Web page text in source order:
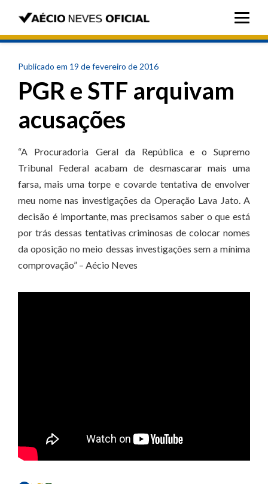
Publicado em 19 de fevereiro de 2016
PGR e STF arquivam
acusações
“A Procuradoria Geral da República e o Supremo
Tribunal Federal acabam de desmascarar mais uma
farsa, mais uma torpe e covarde tentativa de envolver
meu nome nas investigações da Operação Lava Jato. A
decisão é importante, mas precisamos saber o que está
por trás dessas tentativas criminosas de colocar nomes
da oposição no meio dessas investigações sem a mínima
comprovação” – Aécio Neves